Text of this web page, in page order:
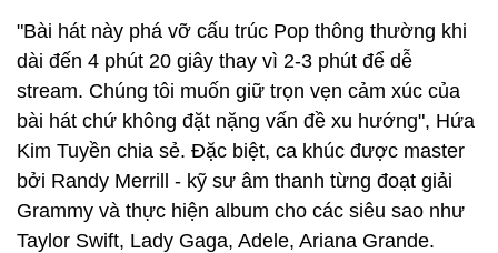
"Bài hát này phá vỡ cấu trúc Pop thông thường khi
dài đến 4 phút 20 giây thay vì 2-3 phút để dễ
stream. Chúng tôi muốn giữ trọn vẹn cảm xúc của
bài hát chứ không đặt nặng vấn đề xu hướng", Hứa
Kim Tuyền chia sẻ. Đặc biệt, ca khúc được master
bởi Randy Merrill - kỹ sư âm thanh từng đoạt giải
Grammy và thực hiện album cho các siêu sao như
Taylor Swift, Lady Gaga, Adele, Ariana Grande.